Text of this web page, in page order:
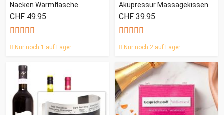
Nacken Wärmflasche
CHF 49.95
Nur noch 1 auf Lager
Akupressur Massagekissen
CHF 39.95
Nur noch 2 auf Lager